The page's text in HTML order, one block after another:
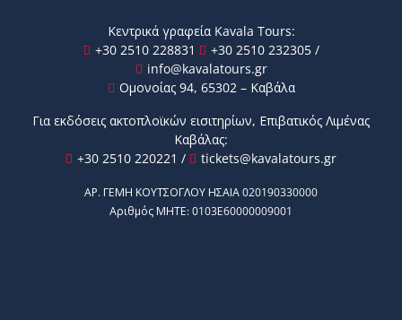
Κεντρικά γραφεία Kavala Tours:
+30 2510 228831
+30 2510 232305/
info@kavalatours.gr
Ομονοίας 94, 65302 – Καβάλα
Για εκδόσεις ακτοπλοϊκών εισιτηρίων, Επιβατικός Λιμένας
Καβάλας:
+30 2510 220221 / tickets@kavalatours.gr
AΡ. ΓΕΜΗ ΚΟΥΤΣΟΓΛΟΥ ΗΣΑΙΑ 020190330000
Αριθμός ΜΗΤΕ: 0103Ε60000009001